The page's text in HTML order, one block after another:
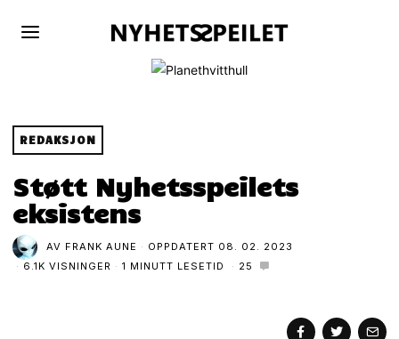
REDAKSJON
Støtt Nyhetsspeilets
eksistens
AV FRANK AUNE OPPDATERT 08. 02. 2023
6.1K VISNINGER
1 MINUTT LESETID 25